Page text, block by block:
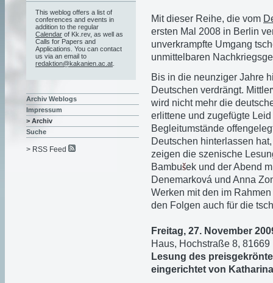
Mit dieser Reihe, die vom
ersten Mal 2008 in Berlin
unverkrampfte Umgang
unmittelbaren
Bis in die neunziger Jahre
Deutschen verdrängt.
wird nicht mehr die
erlittene und zugefügte
Begleitumstände
Deutschen hinterlassen
zeigen die szenische
Bambušek und der Abend
Denemarková und Anna
Werken mit den im
den Folgen auch für die
Freitag, 27. November
Haus, Hochstraße 8,
Lesung des
eingerichtet von
This weblog offers a list of
conferences and events in
addition to the regular
Calendar of Kk.rev, as well as
Calls for Papers and
Applications. You can contact
us via an email to
redaktion@kakanien.ac.at
Archiv Weblogs
Impressum
> Archiv
Suche
> RSS Feed